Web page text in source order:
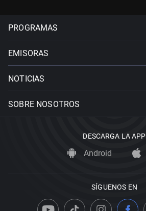
PROGRAMAS
EMISORAS
NOTICIAS
SOBRE NOSOTROS
DESCARGA LA APP
Android
SÍGUENOS EN